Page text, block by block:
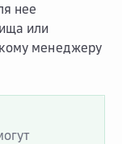
нее
или
менеджеру